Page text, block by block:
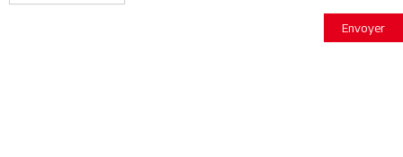
Envoyer